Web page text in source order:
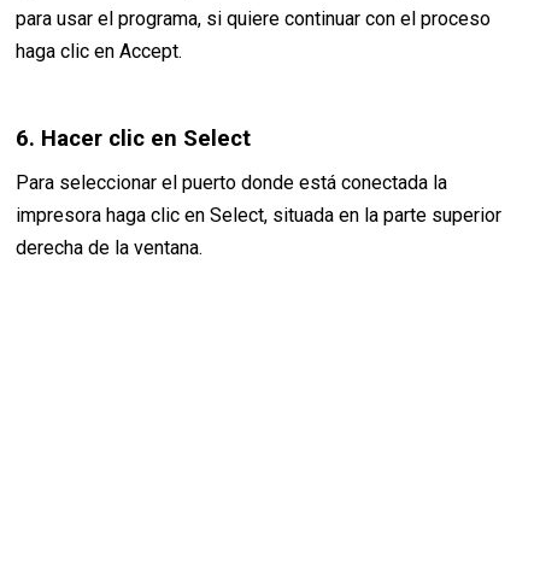
para usar el programa, si quiere continuar con el proceso
haga clic en Accept.
6. Hacer clic en Select
Para seleccionar el puerto donde está conectada la
impresora haga clic en Select, situada en la parte superior
derecha de la ventana.